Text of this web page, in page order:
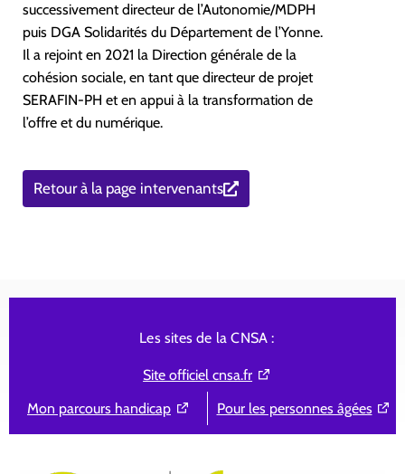
successivement directeur de l’Autonomie/MDPH
puis DGA Solidarités du Département de l’Yonne.
Il a rejoint en 2021 la Direction générale de la
cohésion sociale, en tant que directeur de projet
SERAFIN-PH et en appui à la transformation de
l’offre et du numérique.
Retour à la page intervenants
Les sites de la CNSA :
Site officiel cnsa.fr
Mon parcours handicap
Pour les personnes âgées